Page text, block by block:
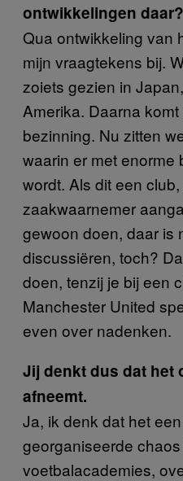
ontwikkelingen daar?
Qua ontwikkeling van
mijn vraagtekens bij.
zoiets gezien in
Amerika. Daarna
bezinning. Nu zitten
waarin er met enorme
wordt. Als dit een
zaakwaarnemer
gewoon doen, daar is
discussiëren, toch?
doen, tenzij je bij een
Manchester United
even over nadenken.
Jij denkt dus dat het
afneemt.
Ja, ik denk dat het
georganiseerde
voetbalacademies,